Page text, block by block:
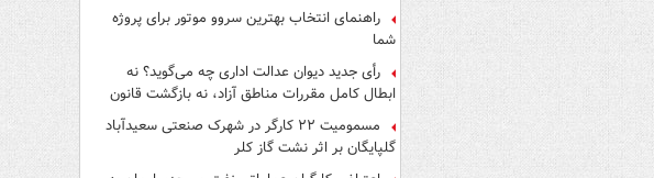
راهنمای انتخاب بهترین سروو موتور برای پروژه
شما
رأی جدید دیوان عدالت اداری چه می‌گوید؟ نه
ابطال کامل مقررات مناطق آزاد، نه بازگشت قانون
مسمومیت ۲۲ کارگر در شهرک صنعتی سعیدآباد
گلپایگان بر اثر نشت گاز کلر